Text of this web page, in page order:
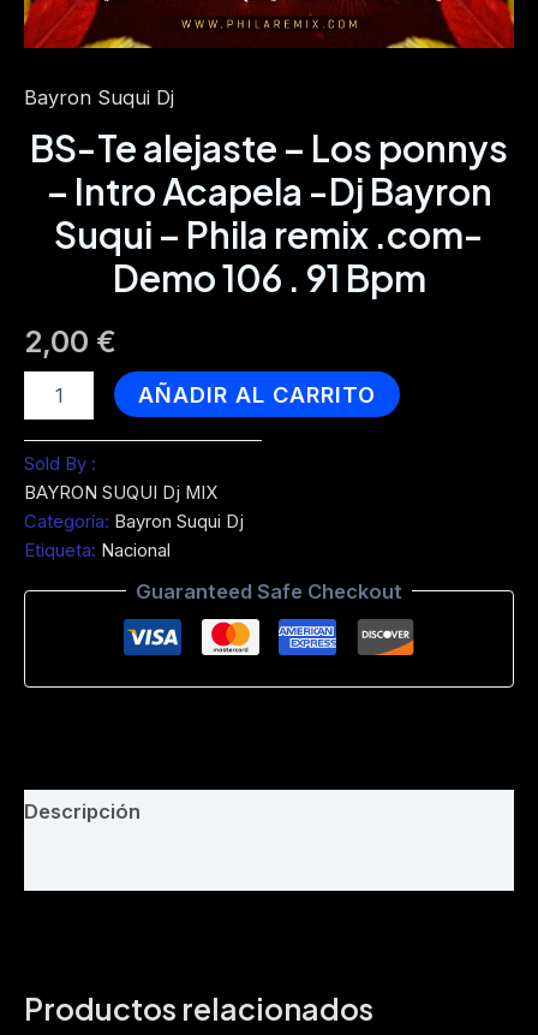
Bayron Suqui Dj
BS-Te alejaste – Los ponnys
– Intro Acapela -Dj Bayron
Suqui – Phila remix .com-
Demo 106 . 91 Bpm
2,00 €
-
ponnys
-
Intro
-
-
Demo
106
Bpm
AÑADIR AL CARRITO
Sold By :
BAYRON SUQUI Dj MIX
Categoría: Bayron Suqui Dj
Etiqueta: Nacional
Guaranteed Safe Checkout
Descripción
Productos relacionados